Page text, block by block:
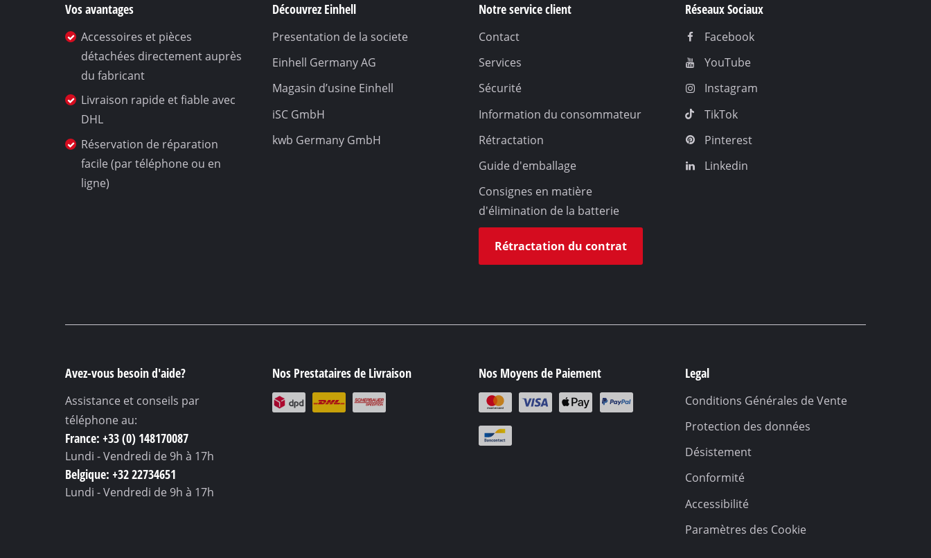
Vos avantages
Accessoires et pièces
détachées directement auprès
du fabricant
Livraison rapide et fiable avec
DHL
Réservation de réparation
facile (par téléphone ou en
ligne)
Découvrez Einhell
Presentation de la societe
Einhell Germany AG
Magasin d’usine Einhell
iSC GmbH
kwb Germany GmbH
Notre service client
Contact
Services
Sécurité
Information du consommateur
Rétractation
Guide d'emballage
Consignes en matière
d'élimination de la batterie
Rétractation du contrat
Réseaux Sociaux
Facebook
YouTube
Instagram
TikTok
Pinterest
Linkedin
Avez-vous besoin d'aide?
Assistance et conseils par
téléphone au:
France: +33 (0) 148170087
Lundi - Vendredi de 9h à 17h
Belgique: +32 22734651
Lundi - Vendredi de 9h à 17h
Nos Prestataires de Livraison Nos Moyens de Paiement Legal
Conditions Générales de Vente
Protection des données
Désistement
Conformité
Accessibilité
Paramètres des Cookie